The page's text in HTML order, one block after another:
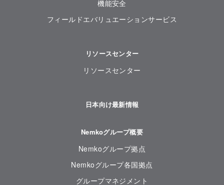
機能安全
フィールドエバリュエーションサービス
リソースセンター
リソースセンター
日本向け最新情報
Nemkoグループ概要
Nemkoグループ拠点
Nemkoグループ各国拠点
グループマネジメント